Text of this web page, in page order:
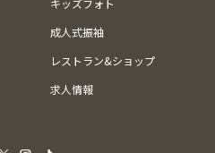
キッズフォト
成人式振袖
レストラン&ショップ
求人情報